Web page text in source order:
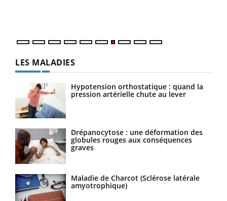
LES MALADIES
Hypotension orthostatique : quand la
pression artérielle chute au lever
Drépanocytose : une déformation des
globules rouges aux conséquences
graves
Maladie de Charcot (Sclérose latérale
amyotrophique)